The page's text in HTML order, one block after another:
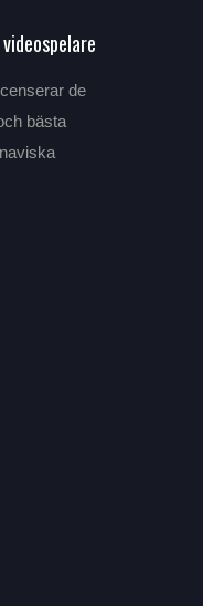
de
bästa